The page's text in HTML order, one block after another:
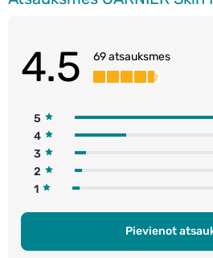
4.5 69 atsauksmes
5
4
3
2
1
Pievienot